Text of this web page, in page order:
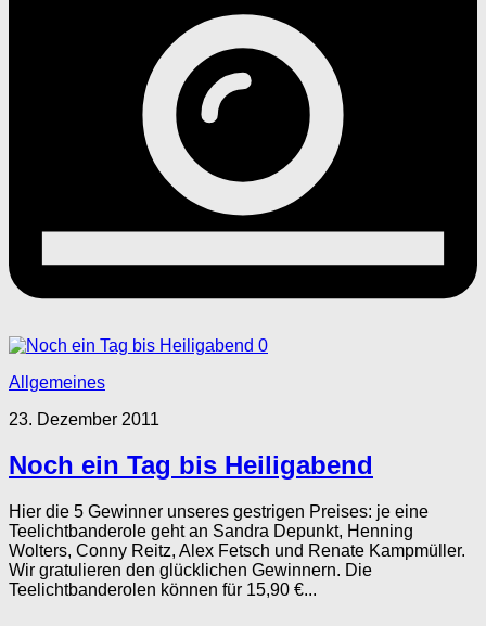
0
Allgemeines
23. Dezember 2011
Noch ein Tag bis Heiligabend
Hier die 5 Gewinner unseres gestrigen Preises: je eine
Teelichtbanderole geht an Sandra Depunkt, Henning
Wolters, Conny Reitz, Alex Fetsch und Renate Kampmüller.
Wir gratulieren den glücklichen Gewinnern. Die
Teelichtbanderolen können für 15,90 €...